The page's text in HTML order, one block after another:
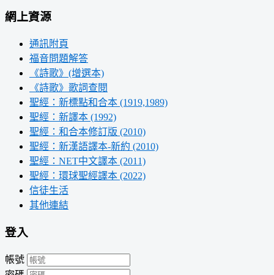
網上資源
通訊附頁
福音問題解答
《詩歌》(增選本)
《詩歌》歌詞查閱
聖經：新標點和合本 (1919,1989)
聖經：新譯本 (1992)
聖經：和合本修訂版 (2010)
聖經：新漢語譯本-新約 (2010)
聖經：NET中文譯本 (2011)
聖經：環球聖經譯本 (2022)
信徒生活
其他連結
登入
帳號